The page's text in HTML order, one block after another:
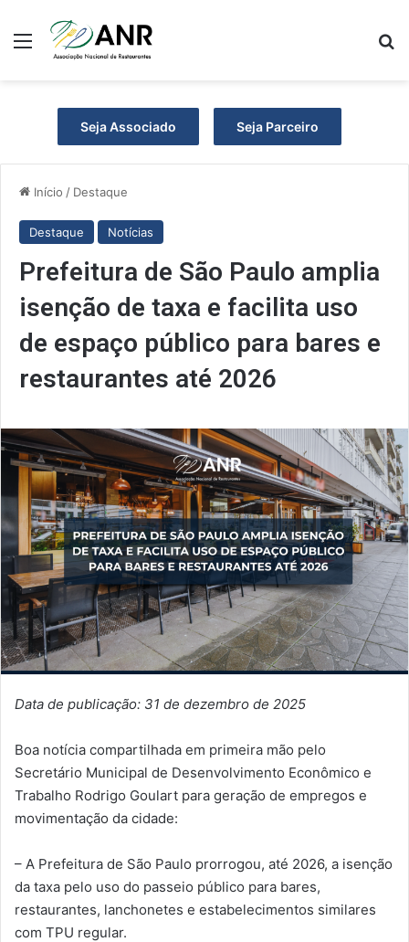
Menu
Seja Associado Seja Parceiro
Início / Destaque
Destaque Notícias
Prefeitura de São Paulo amplia
isenção de taxa e facilita uso
de espaço público para bares e
restaurantes até 2026
Data de publicação: 31 de dezembro de 2025
Boa notícia compartilhada em primeira mão pelo
Secretário Municipal de Desenvolvimento Econômico e
Trabalho Rodrigo Goulart para geração de empregos e
movimentação da cidade:
– A Prefeitura de São Paulo prorrogou, até 2026, a isenção
da taxa pelo uso do passeio público para bares,
restaurantes, lanchonetes e estabelecimentos similares
com TPU regular.